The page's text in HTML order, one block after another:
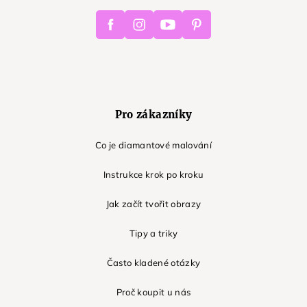
FacebookInstagramYoutube Pinterest
Pro zákazníky
Co je diamantové malování
Instrukce krok po kroku
Jak začít tvořit obrazy
Tipy a triky
Často kladené otázky
Proč koupit u nás